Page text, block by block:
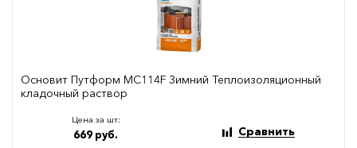
Основит Путформ МС114F Зимний Теплоизоляционный
кладочный раствор
Цена за шт:
669 руб. Сравнить